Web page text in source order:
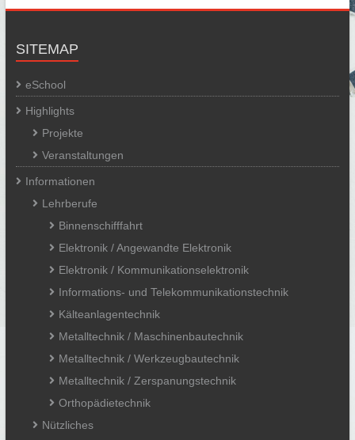
SITEMAP
eSchool
Highlights
Projekte
Veranstaltungen
Informationen
Lehrberufe
Binnenschifffahrt
Elektronik / Angewandte Elektronik
Elektronik / Kommunikationselektronik
Informations- und Telekommunikationstechnik
Kälteanlagentechnik
Metalltechnik / Maschinenbautechnik
Metalltechnik / Werkzeugbautechnik
Metalltechnik / Zerspanungstechnik
Orthopädietechnik
Nützliches